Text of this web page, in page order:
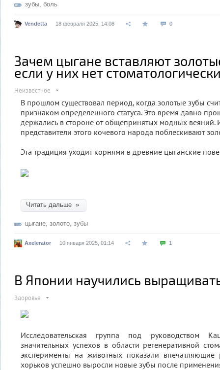
зубы, боль
Vendetta 18 февраля 2025, 14:08 0
Зачем цыгане вставляют
если у них нет
Неизвестное
В прошлом существовал период, когда золотые зубы
признаком определенного статуса. Это время давно
держались в стороне от общепринятых модных веяний.
представители этого кочевого народа поблескивают
Эта традиция уходит корнями в древние цыганские
Читать дальше »
цыганe, золото, зубы
Axelerator 10 января 2025, 01:14 1
В Японии научились
Здоровье
Исследовательская группа под руководством
значительных успехов в области регенеративной
эксперименты на животных показали
хорьков успешно выросли новые зубы после